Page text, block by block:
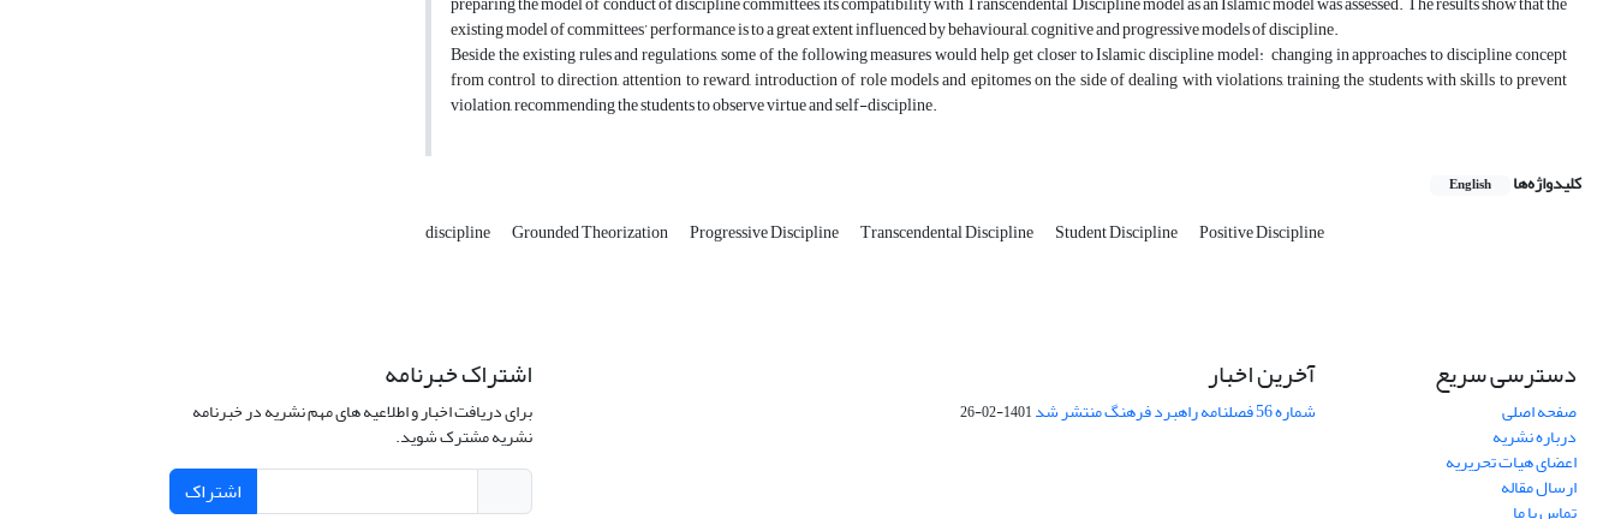
existing model of committees’ performance is to a great extent influenced by behavioural, cognitive and progressive models of discipline.
Beside the existing rules and regulations, some of the following measures would help get closer to Islamic discipline model: changing in approaches to discipline concept
from control to direction, attention to reward, introduction of role models and epitomes on the side of dealing with violations, training the students with skills to prevent
violation, recommending the students to observe virtue and self-discipline.
کلیدواژه‌ها English
discipline Grounded Theorization Progressive Discipline Transcendental Discipline Student Discipline Positive Discipline
دسترسی سریع
صفحه اصلی
درباره نشریه
اعضای هیات تحریریه
ارسال مقاله
آخرین اخبار
شماره 56 فصلنامه راهبرد فرهنگ منتشر شد 1401-02-26
اشتراک خبرنامه
برای دریافت اخبار و اطلاعیه های مهم نشریه در خبرنامه
نشریه مشترک شوید.
اشتراک